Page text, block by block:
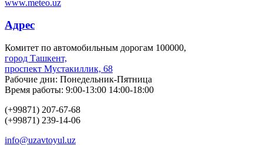
www.meteo.uz
Адрес
Комитет по автомобильным дорогам 100000,
город Ташкент,
проспект Мустакиллик, 68
Рабочие дни: Понедельник-Пятница
Время работы: 9:00-13:00 14:00-18:00
(+99871) 207-67-68
(+99871) 239-14-06
info@uzavtoyul.uz